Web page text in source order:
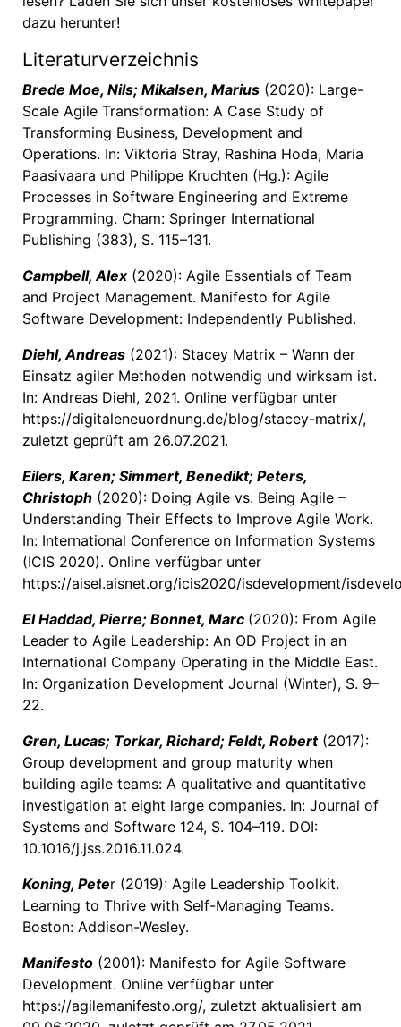
dazu herunter!
Literaturverzeichnis
Brede Moe, Nils; Mikalsen, Marius (2020): Large-
Scale Agile Transformation: A Case Study of
Transforming Business, Development and
Operations. In: Viktoria Stray, Rashina Hoda, Maria
Paasivaara und Philippe Kruchten (Hg.): Agile
Processes in Software Engineering and Extreme
Programming. Cham: Springer International
Publishing (383), S. 115–131.
Campbell, Alex(2020): Agile Essentials of Team
and Project Management. Manifesto for Agile
Software Development: Independently Published.
Diehl, Andreas (2021): Stacey Matrix – Wann der
Einsatz agiler Methoden notwendig und wirksam ist.
In: Andreas Diehl, 2021. Online verfügbar unter
https://digitaleneuordnung.de/blog/stacey-matrix/,
zuletzt geprüft am 26.07.2021.
Eilers, Karen; Simmert, Benedikt; Peters,
Christoph (2020): Doing Agile vs. Being Agile –
Understanding Their Effects to Improve Agile Work.
In: International Conference on Information Systems
(ICIS 2020). Online verfügbar unter
https://aisel.aisnet.org/icis2020/isdevelopment/
El Haddad, Pierre; Bonnet, Marc (2020): From Agile
Leader to Agile Leadership: An OD Project in an
International Company Operating in the Middle East.
In: Organization Development Journal (Winter), S. 9–
22.
Gren, Lucas; Torkar, Richard; Feldt, Robert(2017):
Group development and group maturity when
building agile teams: A qualitative and quantitative
investigation at eight large companies. In: Journal of
Systems and Software 124, S. 104–119. DOI:
10.1016/j.jss.2016.11.024.
Koning, Peter (2019): Agile Leadership Toolkit.
Learning to Thrive with Self-Managing Teams.
Boston: Addison-Wesley.
Manifesto (2001): Manifesto for Agile Software
Development. Online verfügbar unter
https://agilemanifesto.org/, zuletzt aktualisiert am